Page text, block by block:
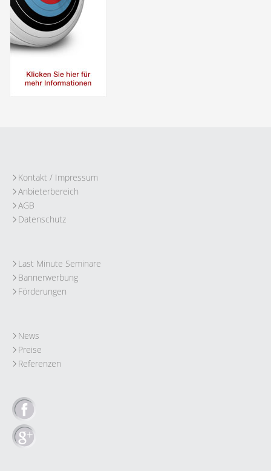
Kontakt / Impressum
Anbieterbereich
AGB
Datenschutz
Last Minute Seminare
Bannerwerbung
Förderungen
News
Preise
Referenzen